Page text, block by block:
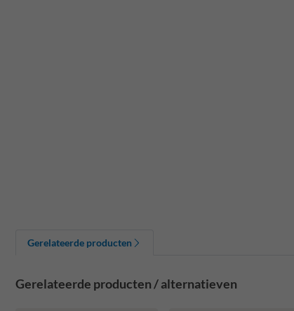
Gerelateerde producten
Gerelateerde producten / alternatieven